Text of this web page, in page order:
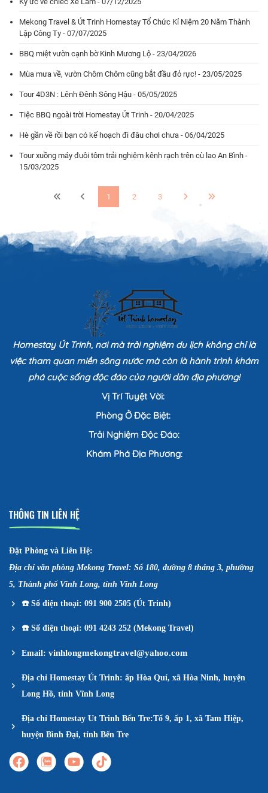
Mekong Travel & Út Trinh Homestay Tổ Chức Kỉ Niệm 20 Năm Thành
Lập Công Ty - 07/07/2025
BBQ miệt vườn cạnh bờ Kinh Mương Lộ - 23/04/2026
Mùa mưa về, vườn Chôm Chôm cũng bắt đầu đỏ rực! - 23/05/2025
Tour 4D3N : Lênh Đênh Sông Hậu - 05/05/2025
Tiệc BBQ ngoài trời Homestay Út Trinh - 20/04/2025
Hè gần về rồi bạn có kế hoạch đi đâu chơi chưa - 06/04/2025
Tour xuồng máy đuôi tôm trải nghiệm kênh rạch trên cù lao An Bình -
15/03/2025
1 2 3
Homestay Út Trinh, nơi mà trải nghiệm du lịch không chỉ là
việc tham quan miền sông nước mà còn là hành trình khám
phá cuộc sống độc đáo của người dân địa phương!
Vị Trí Tuyệt Vời:
Phòng Ở Đặc Biệt:
Trải Nghiệm Độc Đáo:
Khám Phá Địa Phương:
THÔNG TIN LIÊN HỆ
Đặt Phòng và Liên Hệ:
Địa chỉ văn phòng Mekong Travel: Số 180, đường 8 tháng 3, phường
5, Thành phố Vĩnh Long, tỉnh Vĩnh Long
☎️Số điện thoại: 091 900 2505 (Út Trinh)
☎️Số điện thoại: 091 4243 252 (Mekong Travel)
Email: vinhlongmekongtravel@yahoo.com
Địa chỉ Homestay Út Trinh: ấp Hòa Quí, xã Hòa Ninh, huyện
Long Hồ, tỉnh Vĩnh Long
Địa chỉ Homestay Ut Trinh Bến Tre:Tổ 9, ấp 1, xã Tam Hiệp,
huyện Bình Đại, tỉnh Bến Tre